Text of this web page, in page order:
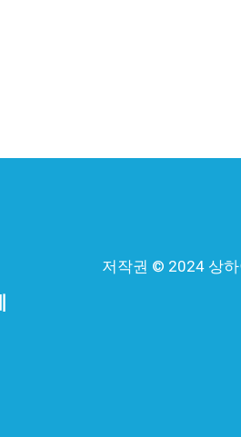
저작권 © 2024 상